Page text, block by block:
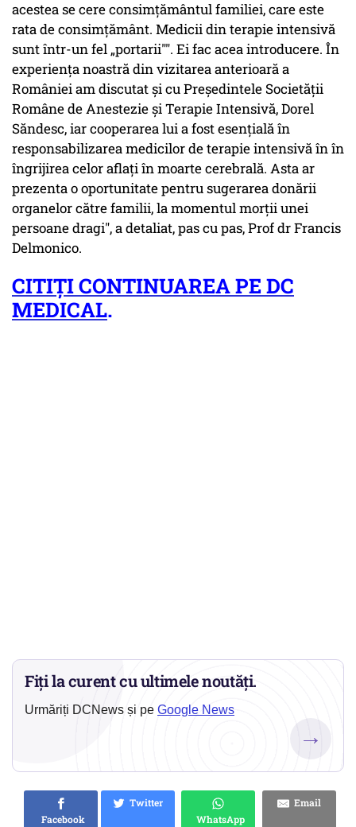
acestea se cere consimțământul familiei, care este
rata de consimțământ. Medicii din terapie intensivă
sunt într-un fel „portarii"". Ei fac acea introducere. În
experiența noastră din vizitarea anterioară a
României am discutat și cu Președintele Societății
Române de Anestezie și Terapie Intensivă, Dorel
Săndesc, iar cooperarea lui a fost esențială în
responsabilizarea medicilor de terapie intensivă în în
îngrijirea celor aflați în moarte cerebrală. Asta ar
prezenta o oportunitate pentru sugerarea donării
organelor către familii, la momentul morții unei
persoane dragi", a detaliat, pas cu pas, Prof dr Francis
Delmonico.
CITIȚI CONTINUAREA PE DC
MEDICAL.
Fiți la curent cu ultimele noutăți.
Urmăriți DCNews și pe Google News
→
Facebook
Twitter
WhatsApp
Email